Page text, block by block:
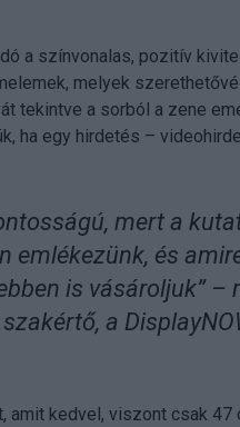
a színvonalas, pozitív
melyek
tekintve a sorból a zene
ha egy hirdetés –
mert a
emlékezünk, és
is vásároljuk” –
a
kedvel, viszont csak 47